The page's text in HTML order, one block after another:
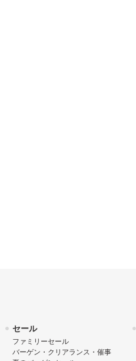
セール
ファミリーセール
バーゲン・クリアランス・催事